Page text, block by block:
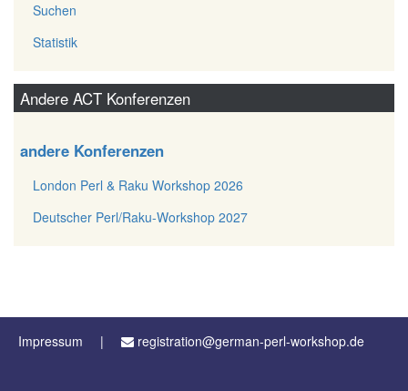
Suchen
Statistik
Andere ACT Konferenzen
andere Konferenzen
London Perl & Raku Workshop 2026
Deutscher Perl/Raku-Workshop 2027
Impressum registration@german-perl-workshop.de